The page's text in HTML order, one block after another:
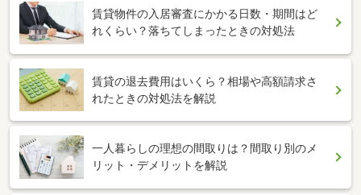
賃貸物件の入居審査にかかる日数・期間はど
れくらい？落ちてしまったときの対処法
賃貸の退去費用はいくら？相場や高額請求さ
れたときの対処法を解説
一人暮らしの理想の間取りは？間取り別のメ
リット・デメリットを解説